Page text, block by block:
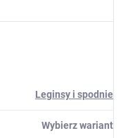
Leginsy i spodnie
Wybierz wariant